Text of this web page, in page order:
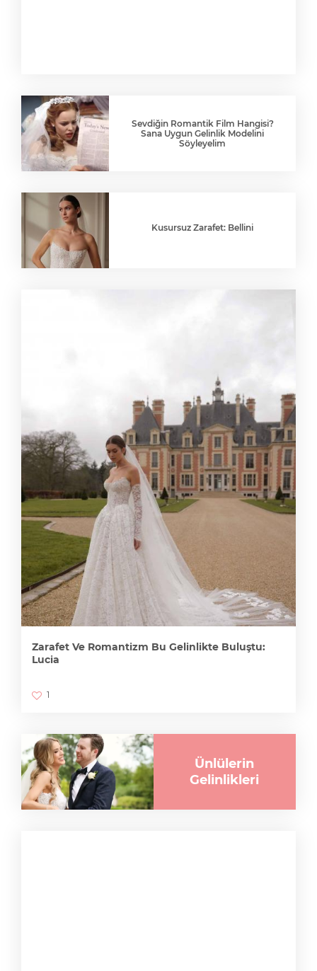
Sevdiğin Romantik Film Hangisi?
Sana Uygun Gelinlik Modelini
Söyleyelim
Kusursuz Zarafet: Bellini
Zarafet Ve Romantizm Bu Gelinlikte Buluştu:
Lucia
1
Ünlülerin
Gelinlikleri